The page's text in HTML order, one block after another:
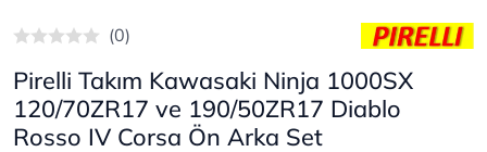
(0)
Pirelli Takım Kawasaki Ninja 1000SX
120/70ZR17 ve 190/50ZR17 Diablo
Rosso IV Corsa Ön Arka Set